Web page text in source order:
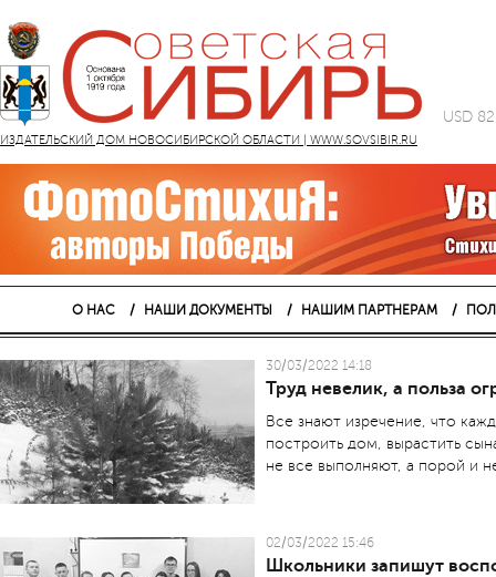
ИЗДАТЕЛЬСКИЙ ДОМ НОВОСИБИРСКОЙ ОБЛАСТИ | WWW.SOVSIBIR.RU
USD
О НАС НАШИ ДОКУМЕНТЫ НАШИМ ПАРТНЕРАМ
30/03/2022 14:18
Труд невелик, а польза
Все знают изречение, что
построить дом, вырастить
не все выполняют, а порой и
02/03/2022 15:46
Школьники запишут